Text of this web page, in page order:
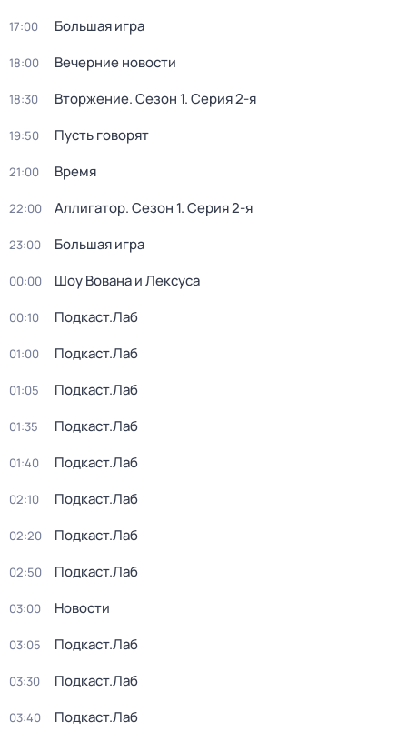
17:00 Большая игра
18:00 Вечерние новости
18:30 Вторжение. Сезон 1. Серия 2-я
19:50 Пусть говорят
21:00 Время
22:00 Аллигатор. Сезон 1. Серия 2-я
23:00 Большая игра
00:00 Шоу Вована и Лексуса
00:10 Подкаст.Лаб
01:00 Подкаст.Лаб
01:05 Подкаст.Лаб
01:35 Подкаст.Лаб
01:40 Подкаст.Лаб
02:10 Подкаст.Лаб
02:20 Подкаст.Лаб
02:50 Подкаст.Лаб
03:00 Новости
03:05 Подкаст.Лаб
03:30 Подкаст.Лаб
03:40 Подкаст.Лаб